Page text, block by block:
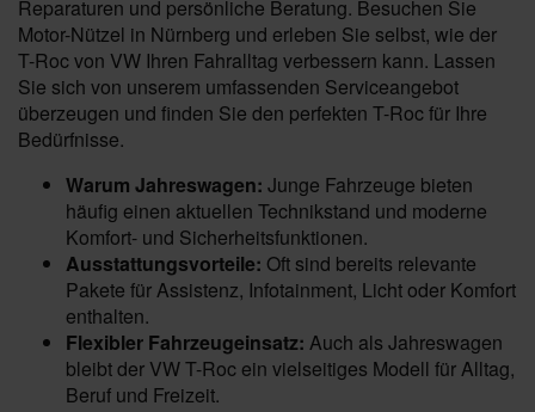
Reparaturen und persönliche Beratung. Besuchen Sie
Motor-Nützel in Nürnberg und erleben Sie selbst, wie der
T-Roc von VW Ihren Fahralltag verbessern kann. Lassen
Sie sich von unserem umfassenden Serviceangebot
überzeugen und finden Sie den perfekten T-Roc für Ihre
Bedürfnisse.
Warum Jahreswagen: Junge Fahrzeuge bieten
häufig einen aktuellen Technikstand und moderne
Komfort- und Sicherheitsfunktionen.
Ausstattungsvorteile: Oft sind bereits relevante
Pakete für Assistenz, Infotainment, Licht oder Komfort
enthalten.
Flexibler Fahrzeugeinsatz: Auch als Jahreswagen
bleibt der VW T-Roc ein vielseitiges Modell für Alltag,
Beruf und Freizeit.